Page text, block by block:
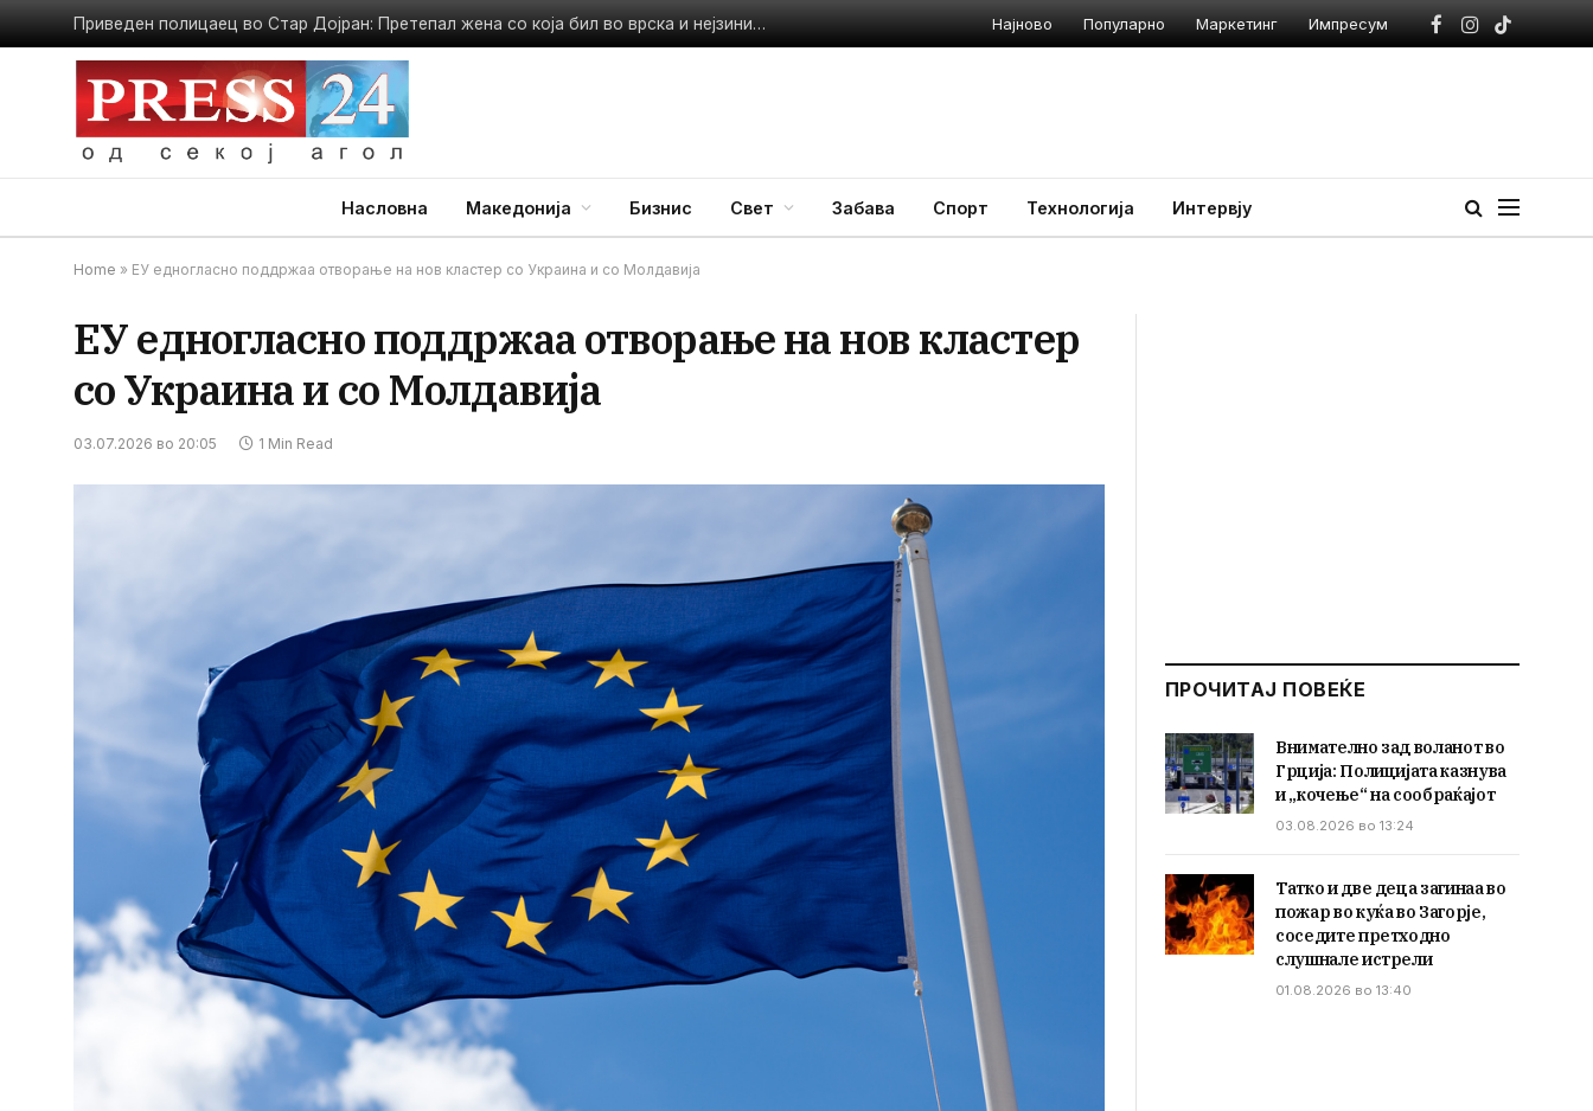
Приведен полицаец во Стар Дојран: Претепал жена со која бил во врска и нејзиниот малолетен син Најново Популарно Маркетинг Импресум
Facebook
Instagram
TikTok
Насловна Македонија Бизнис Свет Забава Спорт Технологија Интервју
Home » ЕУ едногласно поддржаа отворање на нов кластер со Украина и со Молдавија
ЕУ едногласно поддржаа отворање на нов кластер
со Украина и со Молдавија
03.07.2026 во 20:05 1 Min Read
ПРОЧИТАЈ ПОВЕЌЕ
Внимателно зад воланот во
Грција: Полицијата казнува
и „кочење“ на сообраќајот
03.08.2026 во 13:24
Татко и две деца загинаа во
пожар во куќа во Загорје,
соседите претходно
слушнале истрели
01.08.2026 во 13:40